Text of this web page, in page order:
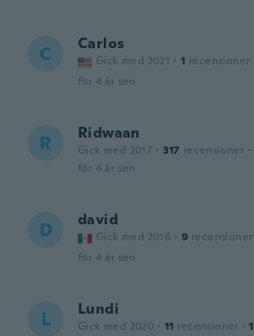
C Carlos
Gick med 2021 · 1 recensioner
för 4 år sen
R Ridwaan
Gick med 2017 · 317 recensioner ·
för 4 år sen
D david
Gick med 2016 · 9 recensioner
för 4 år sen
L Lundi
Gick med 2020 · 11 recensioner · 1